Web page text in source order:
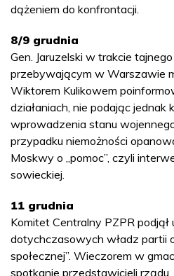
dążeniem do konfrontacji.
8/9 grudnia
Gen. Jaruzelski w trakcie
przebywającym w Warszawie
Wiktorem Kulikowem
działaniach, nie podając jednak
wprowadzenia stanu
przypadku niemożności
Moskwy o „pomoc”, czyli
sowieckiej.
11 grudnia
Komitet Centralny PZPR podjął
dotychczasowych władz partii
społecznej”. Wieczorem w
spotkanie przedstawicieli rządu,